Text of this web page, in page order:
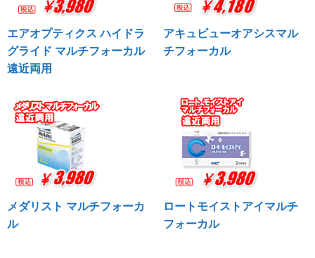
エアオプティクス ハイドラ
グライド マルチフォーカル
遠近両用
アキュビューオアシスマル
チフォーカル
メダリスト マルチフォーカ
ル
ロートモイストアイマルチ
フォーカル